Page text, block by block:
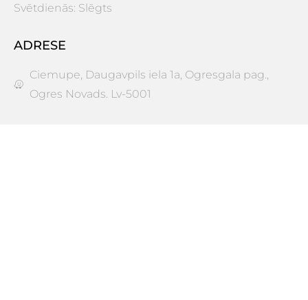
Svētdienās: Slēgts
ADRESE
Ciemupe, Daugavpils iela 1a, Ogresgala pag.,
Ogres Novads. Lv-5001